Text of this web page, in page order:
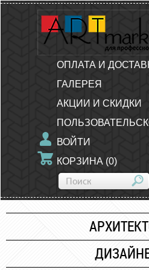
ОПЛАТА И
ГАЛЕРЕЯ
АКЦИИ И СКИДКИ
ВОЙТИ
КОРЗИНА (0)